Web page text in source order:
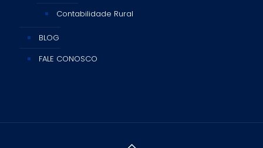
Contabilidade Rural
BLOG
FALE CONOSCO